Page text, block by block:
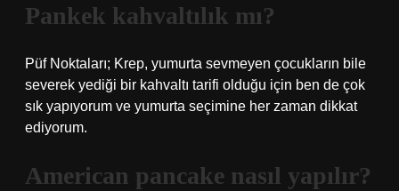
Pankek kahvaltılık mı?
Püf Noktaları; Krep, yumurta sevmeyen çocukların bile
severek yediği bir kahvaltı tarifi olduğu için ben de çok
sık yapıyorum ve yumurta seçimine her zaman dikkat
ediyorum.
American pancake nasıl yapılır?